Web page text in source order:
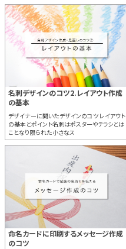
名刺デザインのコツ2.レイアウト作成
の基本
デザイナーに聞いたデザインのコツ レイアウト
の基本とポイント名刺はポスターやチラシとは
ことなり限られた小さなス
命名カードに印刷するメッセージ作成
のコツ